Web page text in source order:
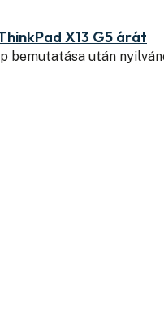
X13 G5 árát
bemutatása után